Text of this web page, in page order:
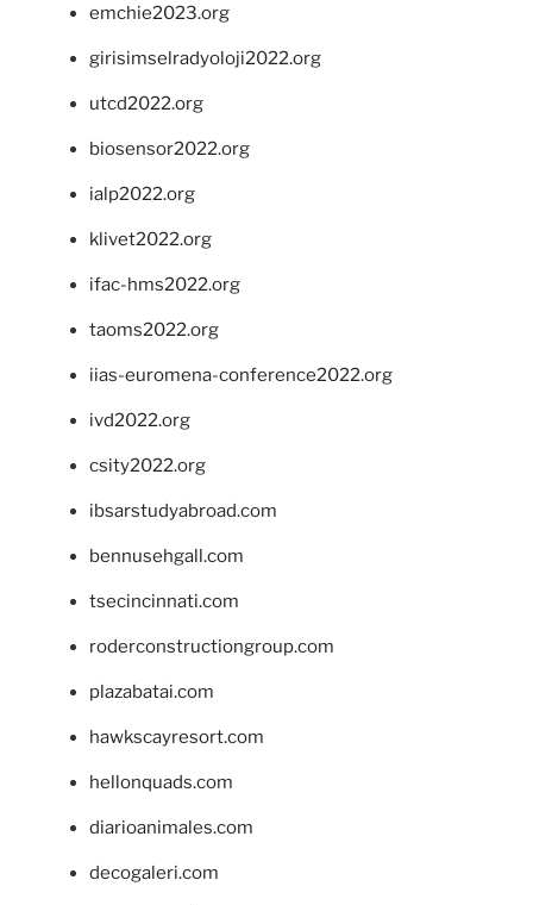
emchie2023.org
girisimselradyoloji2022.org
utcd2022.org
biosensor2022.org
ialp2022.org
klivet2022.org
ifac-hms2022.org
taoms2022.org
iias-euromena-conference2022.org
ivd2022.org
csity2022.org
ibsarstudyabroad.com
bennusehgall.com
tsecincinnati.com
roderconstructiongroup.com
plazabatai.com
hawkscayresort.com
hellonquads.com
diarioanimales.com
decogaleri.com